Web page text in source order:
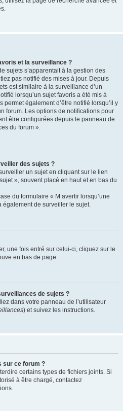
et la surveillance ?
sujets s’apparentait à la gestion des
pas notifié des mises à jour. Depuis
est similaire à la surveillance d’un
lorsqu’un sujet favoris a été mis à
également d’être notifié lorsqu’il y
forum. Les options de notifications pour
être configurées depuis le panneau de
du forum ».
des sujets ?
un sujet en cliquant sur le lien
», souvent placé en haut et en bas du
du formulaire « M’avertir lorsqu’une
également de surveiller le sujet.
une fois entré sur celui-ci, cliquez sur le
en bas de page.
de sujets ?
dans votre panneau de l’utilisateur
) et suivez les instructions.
sur ce forum ?
certains types de fichiers joints. Si
à être chargé, contactez